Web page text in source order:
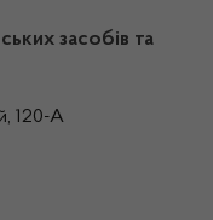
засобів та
120-А